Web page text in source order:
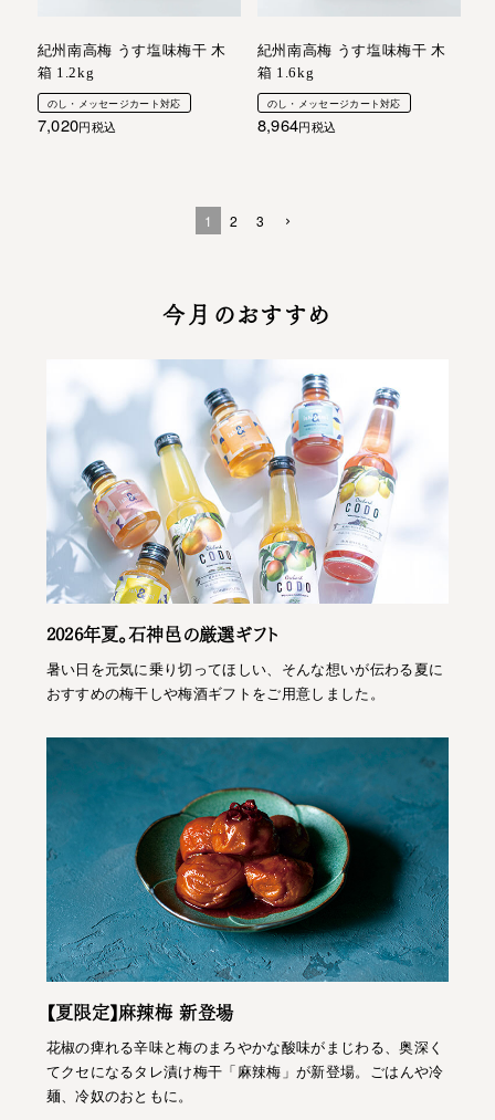
紀州南高梅 うす塩味梅干 木
箱 1.2kg
のし・メッセージカート対応
7,020 税込
紀州南高梅 うす塩味梅干 木
箱 1.6kg
のし・メッセージカート対応
8,964 税込
1 2 3
今月のおすすめ
2026年夏。石神邑の厳選ギフト
暑い日を元気に乗り切ってほしい、そんな想いが伝わる夏に
おすすめの梅干しや梅酒ギフトをご用意しました。
【夏限定】麻辣梅 新登場
花椒の痺れる辛味と梅のまろやかな酸味がまじわる、奥深く
てクセになるタレ漬け梅干「麻辣梅」が新登場。ごはんや冷
麺、冷奴のおともに。